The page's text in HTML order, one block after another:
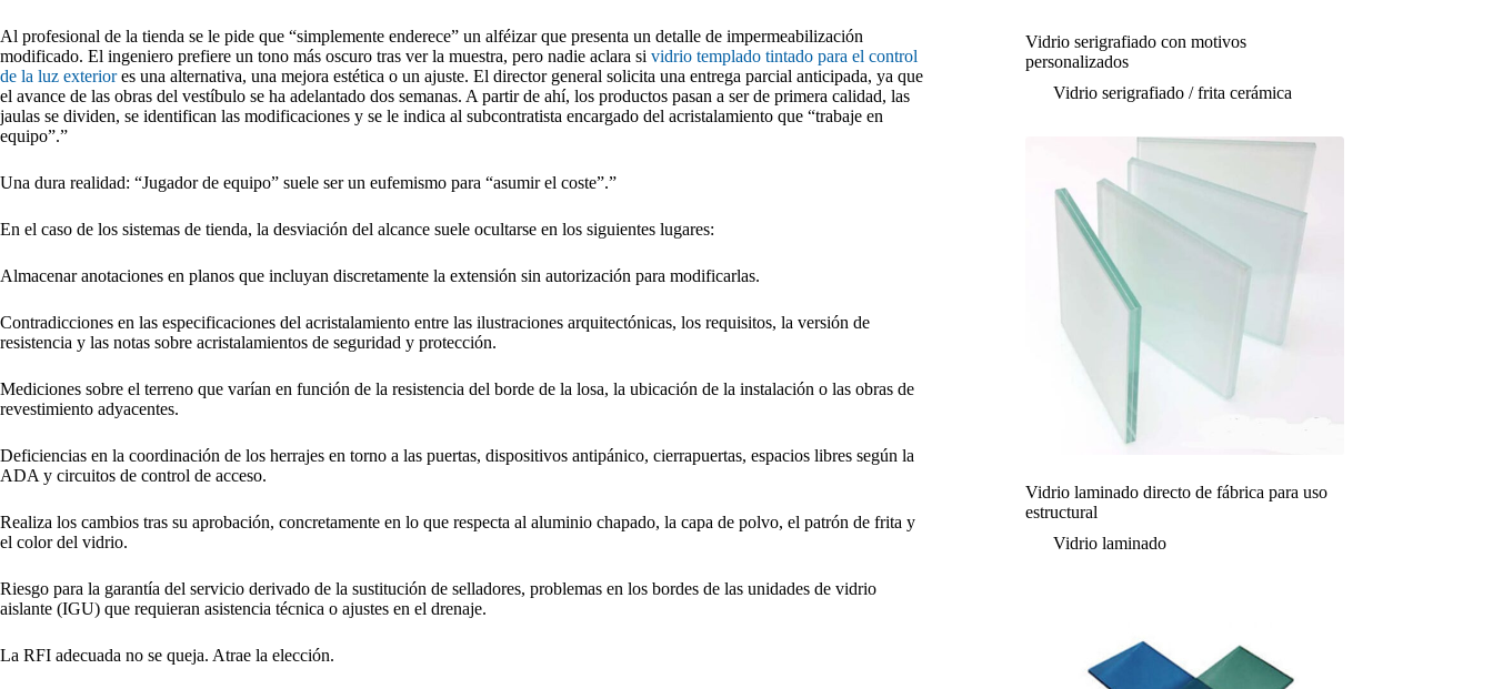
Al profesional de la tienda se le pide que “simplemente enderece” un alféizar que presenta un detalle de impermeabilización
modificado. El ingeniero prefiere un tono más oscuro tras ver la muestra, pero nadie aclara si vidrio templado tintado para el control
de la luz exteriores una alternativa, una mejora estética o un ajuste. El director general solicita una entrega parcial anticipada, ya que
el avance de las obras del vestíbulo se ha adelantado dos semanas. A partir de ahí, los productos pasan a ser de primera calidad, las
jaulas se dividen, se identifican las modificaciones y se le indica al subcontratista encargado del acristalamiento que “trabaje en
equipo”.”
Una dura realidad: “Jugador de equipo” suele ser un eufemismo para “asumir el coste”.”
En el caso de los sistemas de tienda, la desviación del alcance suele ocultarse en los siguientes lugares:
Almacenar anotaciones en planos que incluyan discretamente la extensión sin autorización para modificarlas.
Contradicciones en las especificaciones del acristalamiento entre las ilustraciones arquitectónicas, los requisitos, la versión de
resistencia y las notas sobre acristalamientos de seguridad y protección.
Mediciones sobre el terreno que varían en función de la resistencia del borde de la losa, la ubicación de la instalación o las obras de
revestimiento adyacentes.
Deficiencias en la coordinación de los herrajes en torno a las puertas, dispositivos antipánico, cierrapuertas, espacios libres según la
ADA y circuitos de control de acceso.
Realiza los cambios tras su aprobación, concretamente en lo que respecta al aluminio chapado, la capa de polvo, el patrón de frita y
el color del vidrio.
Riesgo para la garantía del servicio derivado de la sustitución de selladores, problemas en los bordes de las unidades de vidrio
aislante (IGU) que requieran asistencia técnica o ajustes en el drenaje.
La RFI adecuada no se queja. Atrae la elección.
Vidrio serigrafiado con motivos
personalizados
Vidrio serigrafiado / frita cerámica
Vidrio laminado directo de fábrica para uso
estructural
Vidrio laminado